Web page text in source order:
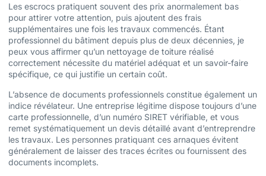
Les escrocs pratiquent souvent des prix anormalement bas
pour attirer votre attention, puis ajoutent des frais
supplémentaires une fois les travaux commencés. Étant
professionnel du bâtiment depuis plus de deux décennies, je
peux vous affirmer qu’un nettoyage de toiture réalisé
correctement nécessite du matériel adéquat et un savoir-faire
spécifique, ce qui justifie un certain coût.
L’absence de documents professionnels constitue également un
indice révélateur. Une entreprise légitime dispose toujours d’une
carte professionnelle, d’un numéro SIRET vérifiable, et vous
remet systématiquement un devis détaillé avant d’entreprendre
les travaux. Les personnes pratiquant ces arnaques évitent
généralement de laisser des traces écrites ou fournissent des
documents incomplets.